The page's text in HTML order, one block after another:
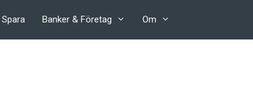
Spara Banker & Företag Om